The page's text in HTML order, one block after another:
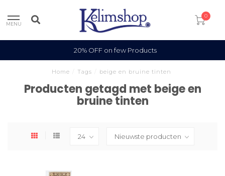
MENU
0
20% OFF on few Products
Home Tags beige en bruine tinten
Producten getagd met beige en
bruine tinten